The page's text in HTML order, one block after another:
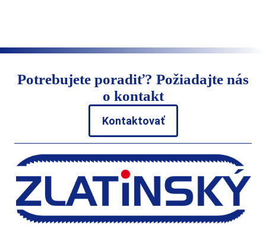
Potrebujete poradiť? Požiadajte nás
o kontakt
Kontaktovať